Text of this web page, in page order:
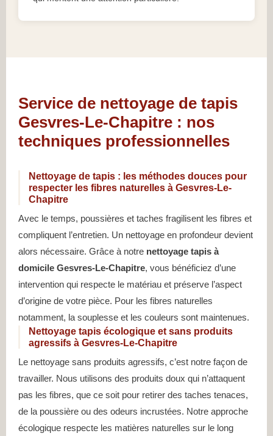
Service de nettoyage de tapis
Gesvres-Le-Chapitre : nos
techniques professionnelles
Nettoyage de tapis : les méthodes douces pour
respecter les fibres naturelles à Gesvres-Le-
Chapitre
Avec le temps, poussières et taches fragilisent les fibres et
compliquent l’entretien. Un nettoyage en profondeur devient
alors nécessaire. Grâce à notre nettoyage tapis à
domicile Gesvres-Le-Chapitre, vous bénéficiez d’une
intervention qui respecte le matériau et préserve l’aspect
d’origine de votre pièce. Pour les fibres naturelles
notamment, la souplesse et les couleurs sont maintenues.
Nettoyage tapis écologique et sans produits
agressifs à Gesvres-Le-Chapitre
Le nettoyage sans produits agressifs, c’est notre façon de
travailler. Nous utilisons des produits doux qui n’attaquent
pas les fibres, que ce soit pour retirer des taches tenaces,
de la poussière ou des odeurs incrustées. Notre approche
écologique respecte les matières naturelles sur le long